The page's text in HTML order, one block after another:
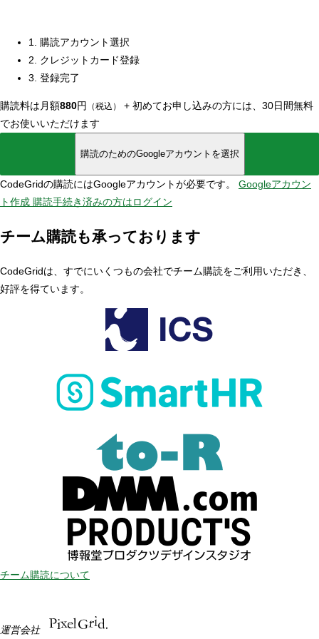
1. 購読アカウント選択
2. クレジットカード登録
3. 登録完了
購読料は月額880円 （税込） + 初めてお申し込みの方には、30日間無料
でお使いいただけます
購読のためのGoogleアカウントを選択
CodeGridの購読にはGoogleアカウントが必要です。 Googleアカウン
ト作成 購読手続き済みの方はログイン
チーム購読も承っております
CodeGridは、すでにいくつもの会社でチーム購読をご利用いただき、
好評を得ています。
チーム購読について
運営会社